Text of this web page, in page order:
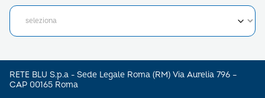
RETE BLU S.p.a - Sede Legale Roma (RM) Via Aurelia 796 –
CAP 00165 Roma